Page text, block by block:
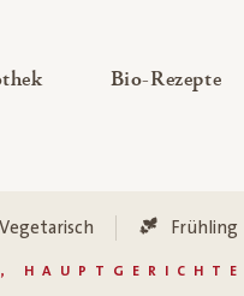
— UntermenüBio-Rezepte—
HAUPTGERICHTE
Vegetarisch Frühling